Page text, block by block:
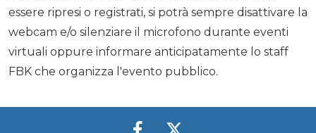
essere ripresi o registrati, si potrà sempre disattivare la
webcam e/o silenziare il microfono durante eventi
virtuali oppure informare anticipatamente lo staff
FBK che organizza l'evento pubblico.